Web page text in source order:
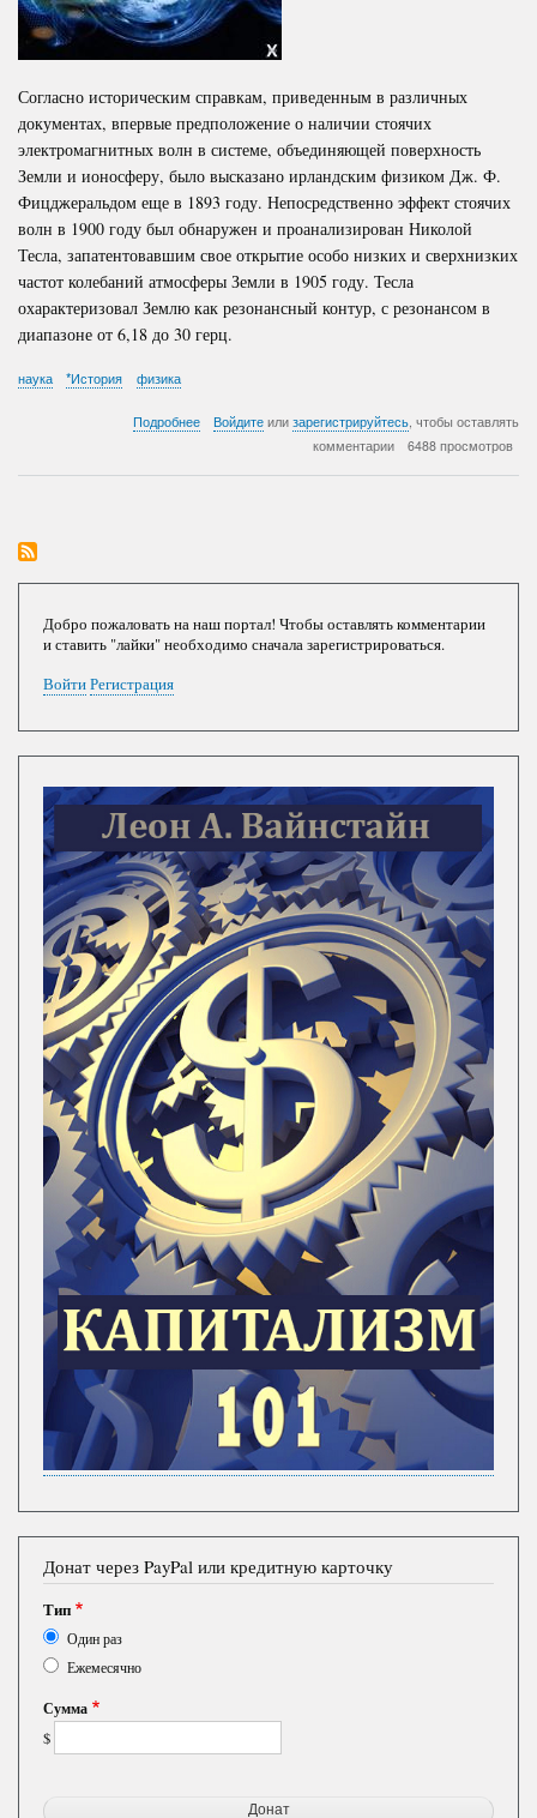
Согласно историческим справкам, приведенным в различных
документах, впервые предположение о наличии стоячих
электромагнитных волн в системе, объединяющей поверхность
Земли и ионосферу, было высказано ирландским физиком Дж. Ф.
Фицджеральдом еще в 1893 году. Непосредственно эффект стоячих
волн в 1900 году был обнаружен и проанализирован Николой
Тесла, запатентовавшим свое открытие особо низких и сверхнизких
частот колебаний атмосферы Земли в 1905 году. Тесла
охарактеризовал Землю как резонансный контур, с резонансом в
диапазоне от 6,18 до 30 герц.
наука *История физика
Подробнее Войдите или зарегистрируйтесь, чтобы оставлять
комментарии
6488 просмотров
Добро пожаловать на наш портал! Чтобы оставлять комментарии
и ставить "лайки" необходимо сначала зарегистрироваться.
ВойтиРегистрация
Донат через PayPal или кредитную карточку
Тип
Один раз
Ежемесячно
Сумма
$